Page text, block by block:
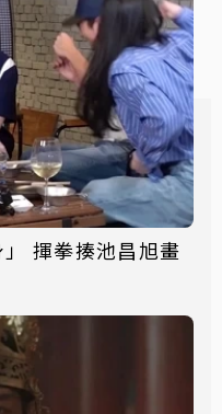
揮拳揍池昌旭畫